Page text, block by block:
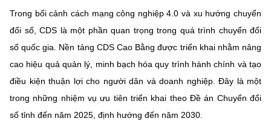
Sở hữu trí tuệ
Tiêu chuẩn, đo lường, chất lượng
Năng lượng nguyên tử
Lấy ý kiến người dân về dự thảo VBQPPL
Khoa học và Công nghệ
Chuyển đổi số
Bưu chính, Viễn thông
Multimedia
THƯ ĐIỆN TỬ
Khác
Videos
Trong bối cảnh cách mạng công nghiệp 4.0 và xu hướng chuyển
đổi số, CDS là một phần quan trọng trong quá trình chuyển đổi
số quốc gia. Nền tảng CDS Cao Bằng được triển khai nhằm nâng
cao hiệu quả quản lý, minh bạch hóa quy trình hành chính và tạo
điều kiện thuận lợi cho người dân và doanh nghiệp. Đây là một
trong những nhiệm vụ ưu tiên triển khai theo Đề án Chuyển đổi
số tỉnh đến năm 2025, định hướng đến năm 2030.